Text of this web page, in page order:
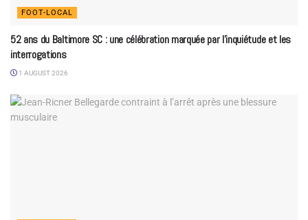
FOOT-LOCAL
52 ans du Baltimore SC : une célébration marquée par l’inquiétude et les
interrogations
1 AUGUST 2026